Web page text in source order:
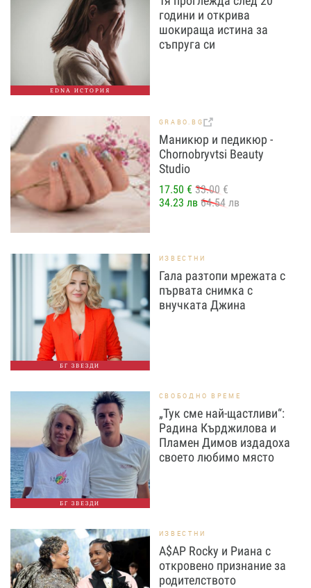
EDNA ИСТОРИЯ
години и открива
шокираща истина за
съпруга си
GRABO.BG
Маникюр и педикюр -
Chornobryvtsi Beauty
Studio
17.50 € 33.00 €
34.23 лв 64.54 лв
БГ ЗВЕЗДИ
ИЗВЕСТНИ
Гала разтопи мрежата с
първата снимка с
внучката Джина
БГ ЗВЕЗДИ
СВОБОДНО ВРЕМЕ
„Тук сме най-щастливи“:
Радина Кърджилова и
Пламен Димов издадоха
своето любимо място
ИЗВЕСТНИ
A$AP Rocky и Риана с
откровено признание за
родителството